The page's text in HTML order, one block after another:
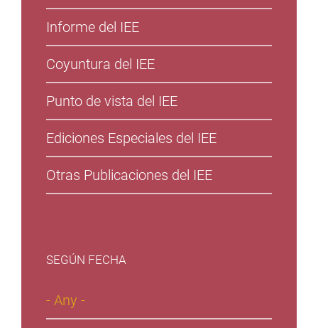
Informe del IEE
Coyuntura del IEE
Punto de vista del IEE
Ediciones Especiales del IEE
Otras Publicaciones del IEE
SEGÚN FECHA
- Any -